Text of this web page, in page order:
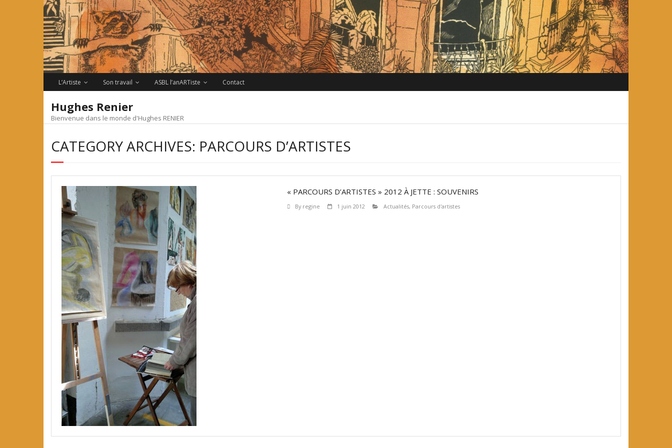
Skip
to
content
L’Artiste Son travail ASBL l’anARTiste Contact
Hughes Renier
Bienvenue dans le monde d'Hughes RENIER
CATEGORY ARCHIVES: PARCOURS D’ARTISTES
« PARCOURS D’ARTISTES » 2012 À JETTE : SOUVENIRS
By regine 1 juin 2012 Actualités, Parcours d'artistes